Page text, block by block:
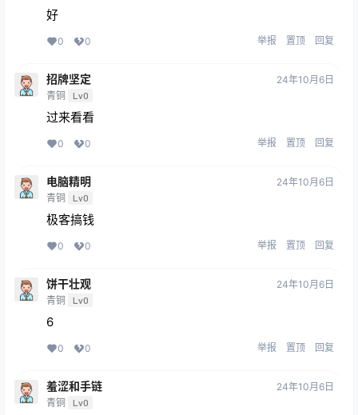
好
0 0 举报 置顶 回复
招牌坚定
青铜 Lv0
24年10月6日
过来看看
0 0 举报 置顶 回复
电脑精明
青铜 Lv0
24年10月6日
极客搞钱
0 0 举报 置顶 回复
饼干壮观
青铜 Lv0
24年10月6日
6
0 0 举报 置顶 回复
羞涩和手链
青铜 Lv0
24年10月6日